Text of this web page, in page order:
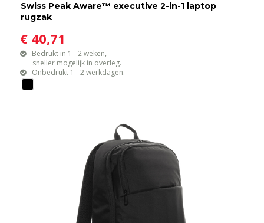
Swiss Peak Aware™ executive 2-in-1 laptop
rugzak
€ 40,71
Bedrukt in 1 - 2 weken,
sneller mogelijk in overleg.
Onbedrukt 1 - 2 werkdagen.